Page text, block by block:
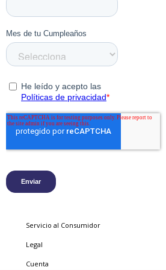
Características
Color: Café.
Material Exterior: 80% Cuero
Suela: 70%Eva 30% Goma.
Altura Taco: 4 Cm.
Tecnología: Suela Spinal.
Sustentabilidad: Cueros
Servicio al Consumidor
Legal
Cuenta